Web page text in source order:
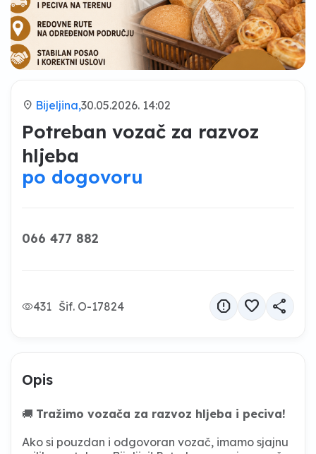
location_on Bijeljina,30.05.2026. 14:02
Potreban vozač za razvoz
hljeba
po dogovoru
066 477 882
431 Šif. O-17824 report favorite share
Opis
🚚 Tražimo vozača za razvoz hljeba i peciva!
Ako si pouzdan i odgovoran vozač, imamo sjajnu